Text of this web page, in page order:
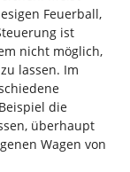
Feuerball,
ist
nicht möglich,
lassen. Im
die
überhaupt
Wagen von